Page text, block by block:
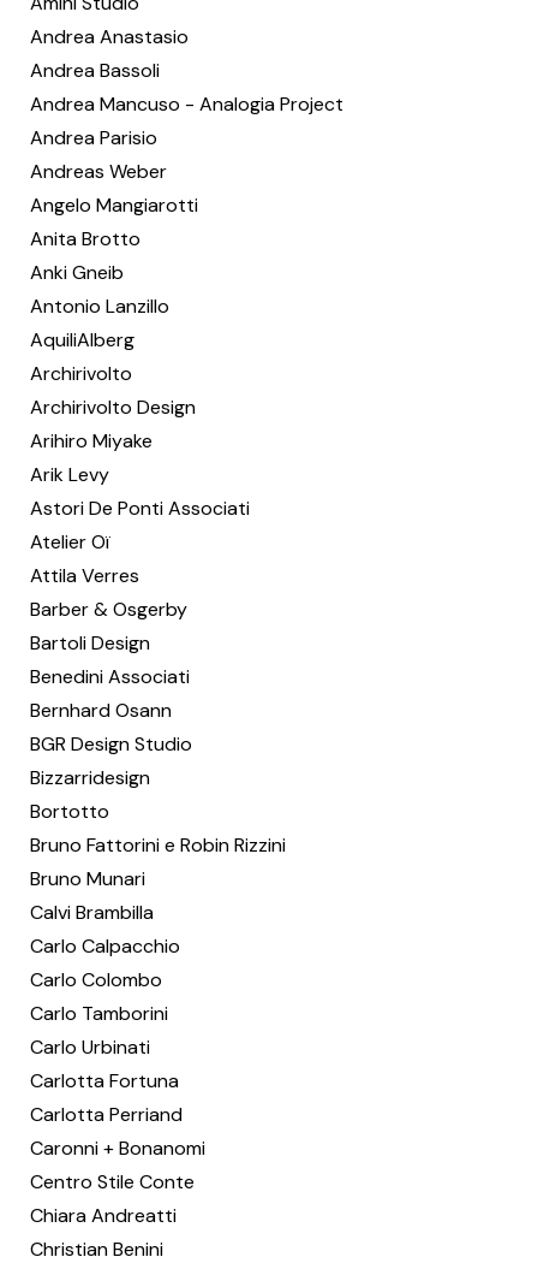
Andrea Anastasio
Andrea Bassoli
Andrea Mancuso - Analogia Project
Andrea Parisio
Andreas Weber
Angelo Mangiarotti
Anita Brotto
Anki Gneib
Antonio Lanzillo
AquiliAlberg
Archirivolto
Archirivolto Design
Arihiro Miyake
Arik Levy
Astori De Ponti Associati
Atelier Oï
Attila Verres
Barber & Osgerby
Bartoli Design
Benedini Associati
Bernhard Osann
BGR Design Studio
Bizzarridesign
Bortotto
Bruno Fattorini e Robin Rizzini
Bruno Munari
Calvi Brambilla
Carlo Calpacchio
Carlo Colombo
Carlo Tamborini
Carlo Urbinati
Carlotta Fortuna
Carlotta Perriand
Caronni + Bonanomi
Centro Stile Conte
Chiara Andreatti
Christian Benini